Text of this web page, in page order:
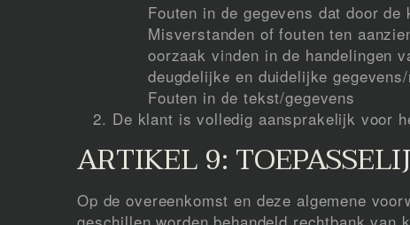
Fouten in de gegevens dat door
Misverstanden of fouten ten
oorzaak vinden in de handelingen
deugdelijke en duidelijke
Fouten in de tekst/gegevens
De klant is volledig aansprakelijk voor
ARTIKEL 9:
Op de overeenkomst en deze algemene